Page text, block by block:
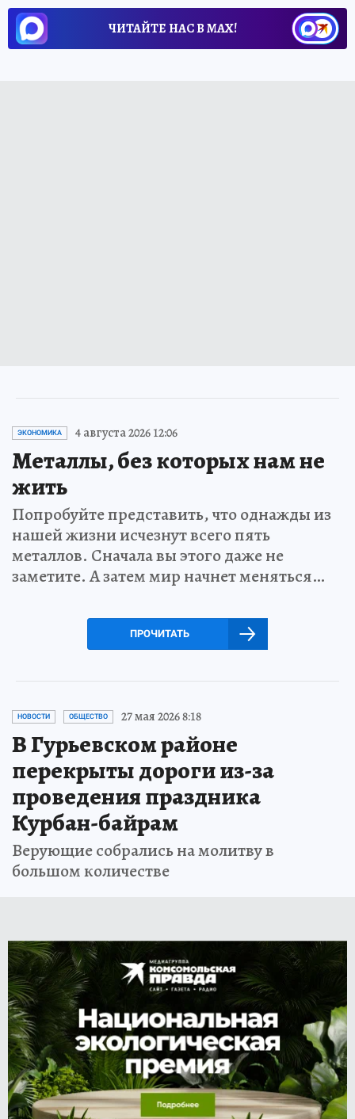
ЧИТАЙТЕ НАС В МАХ!
ЭКОНОМИКА 4 августа 2026 12:06
Металлы, без которых нам не
жить
Попробуйте представить, что однажды из
нашей жизни исчезнут всего пять
металлов. Сначала вы этого даже не
заметите. А затем мир начнет меняться…
ПРОЧИТАТЬ
НОВОСТИ ОБЩЕСТВО 27 мая 2026 8:18
В Гурьевском районе
перекрыты дороги из-за
проведения праздника
Курбан-байрам
Верующие собрались на молитву в
большом количестве